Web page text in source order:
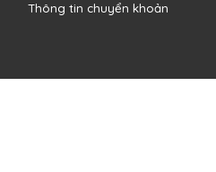
Thông tin chuyển khoản